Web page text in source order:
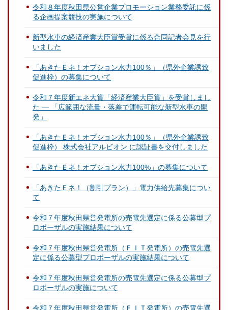
令和８年度秋田県公営企業プロモーション業務委託に係
る企画提案競技の実施について
新型水車の経済産業大臣賞受賞に係る合同記者会見を行
いました
「あきたＥネ！オプション水力100％」（県外企業誘致
促進枠）の募集について
令和７年度新エネ大賞「経済産業大臣賞」を受賞しまし
た ― 「広範囲な流量・落差で運転可能な新型水車の開
発」
「あきたＥネ！オプション水力100％」（県外企業誘致
促進枠） 株式会社アルビオン に認証書を交付しました
「あきたＥネ！オプション水力100%」の募集について
「あきたＥネ！（割引プラン）」電力供給先募集につい
て
令和７年度秋田県営発電所の売電先選定に係る公募型プ
ロポーザルの実施結果について
令和７年度秋田県営発電所（ＦＩＴ発電所）の売電先選
定に係る公募型プロポーザルの実施結果について
令和７年度秋田県営発電所の売電先選定に係る公募型プ
ロポーザルの実施について
令和７年度秋田県営発電所（ＦＩＴ発電所）の売電先選